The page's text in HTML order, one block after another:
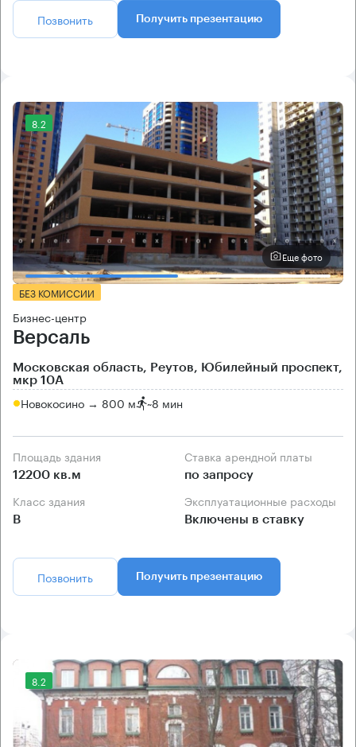
Позвонить Получить презентацию
8.2
Еще фото
БЕЗ КОМИССИИ
Бизнес-центр
Версаль
Московская область, Реутов, Юбилейный проспект,
мкр 10А
Новокосино → 800 м ~8 мин
Площадь здания
12200 кв.м
Ставка арендной платы
по запросу
Класс здания
B
Эксплуатационные расходы
Включены в ставку
Позвонить Получить презентацию
8.2